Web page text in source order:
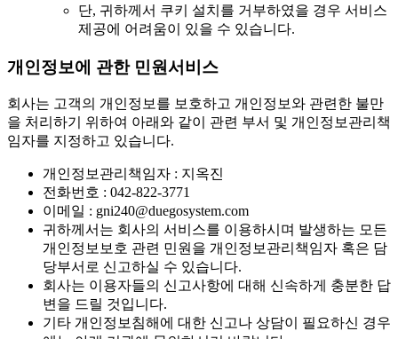
단, 귀하께서 쿠키 설치를 거부하였을 경우 서비스
제공에 어려움이 있을 수 있습니다.
개인정보에 관한 민원서비스
회사는 고객의 개인정보를 보호하고 개인정보와 관련한 불만
을 처리하기 위하여 아래와 같이 관련 부서 및 개인정보관리책
임자를 지정하고 있습니다.
개인정보관리책임자 : 지옥진
전화번호 : 042-822-3771
이메일 : gni240@duegosystem.com
귀하께서는 회사의 서비스를 이용하시며 발생하는 모든
개인정보보호 관련 민원을 개인정보관리책임자 혹은 담
당부서로 신고하실 수 있습니다.
회사는 이용자들의 신고사항에 대해 신속하게 충분한 답
변을 드릴 것입니다.
기타 개인정보침해에 대한 신고나 상담이 필요하신 경우